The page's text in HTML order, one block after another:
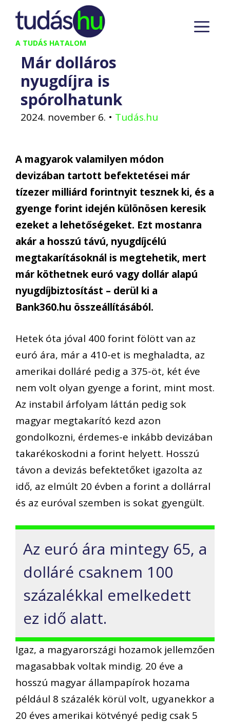
Kilépés
tartalomba
A TUDÁS HATALOM
Már dolláros
nyugdíjra is
spórolhatunk
2024. november 6. • Tudás.hu
A magyarok valamilyen módon
devizában tartott befektetései már
tízezer milliárd forintnyit tesznek ki, és a
gyenge forint idején különösen keresik
ezeket a lehetőségeket. Ezt mostanra
akár a hosszú távú, nyugdíjcélú
megtakarításoknál is megtehetik, mert
már köthetnek euró vagy dollár alapú
nyugdíjbiztosítást – derül ki a
Bank360.hu összeállításából.
Hetek óta jóval 400 forint fölött van az
euró ára, már a 410-et is meghaladta, az
amerikai dolláré pedig a 375-öt, két éve
nem volt olyan gyenge a forint, mint most.
Az instabil árfolyam láttán pedig sok
magyar megtakarító kezd azon
gondolkozni, érdemes-e inkább devizában
takarékoskodni a forint helyett. Hosszú
távon a devizás befektetőket igazolta az
idő, az elmúlt 20 évben a forint a dollárral
és az euróval szemben is sokat gyengült.
Az euró ára mintegy 65, a
dolláré csaknem 100
százalékkal emelkedett
ez idő alatt.
Igaz, a magyarországi hozamok jellemzően
magasabbak voltak mindig. 20 éve a
hosszú magyar állampapírok hozama
például 8 százalék körül volt, ugyanekkor a
20 éves amerikai kötvényé pedig csak 5